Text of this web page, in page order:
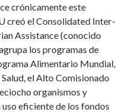
crónicamente este
creó el Consolidated Inter-
Assistance (conocido
los programas de
Alimentario Mundial,
el Alto Comisionado
organismos y
eficiente de los fondos